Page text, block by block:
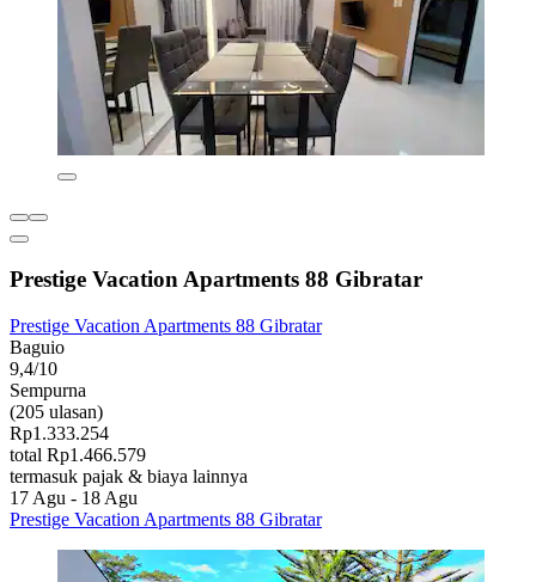
Prestige Vacation Apartments 88 Gibratar
Prestige Vacation Apartments 88 Gibratar
Baguio
9,4/10
Sempurna
(205 ulasan)
Rp1.333.254
total Rp1.466.579
termasuk pajak & biaya lainnya
17 Agu - 18 Agu
Prestige Vacation Apartments 88 Gibratar